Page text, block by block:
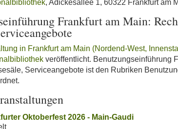
, Adickesallee 1, 60322 Frankfurt am
Frankfurt am Main:
in Frankfurt am Main (Nordend-West,
veröffentlicht. Benutzungseinführung
Serviceangebote ist den Rubriken
Oktoberfest 2026 - Main-Gaudi